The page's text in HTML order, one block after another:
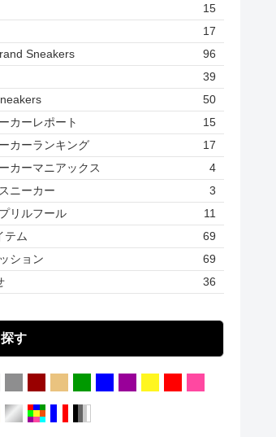
15
17
Sneakers
96
39
50
カーレポート
15
カーランキング
17
カーマニアックス
4
ニーカー
3
リルフール
11
テム
69
ション
69
36
す